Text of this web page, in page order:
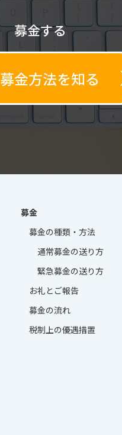
募金する
募金方法を知る
募金
募金の種類・方法
通常募金の送り方
緊急募金の送り方
お礼とご報告
募金の流れ
税制上の優遇措置